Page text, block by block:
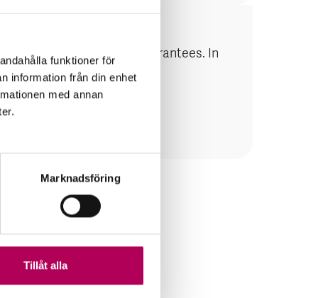
funktioner för
information från din enhet
med annan
Marknadsföring
Tillåt alla
exposure to EKN guarantees. In
flow.